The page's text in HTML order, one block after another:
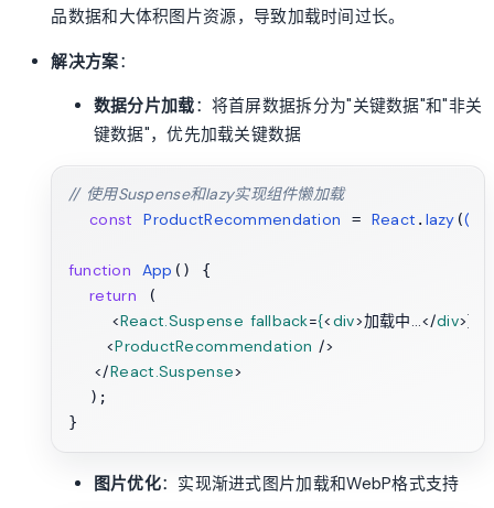
品数据和大体积图片资源，导致加载时间过长。
解决方案：
数据分片加载：将首屏数据拆分为"关键数据"和"非关
键数据"，优先加载关键数据
// 使用Suspense和lazy实现组件懒加载
const
ProductRecommendation = React . lazy (()
function App ( ) {
return (
<React.Suspense fallback={<div>加载中...</div>}>
<ProductRecommendation />
</React.Suspense>
  );
图片优化：实现渐进式图片加载和WebP格式支持